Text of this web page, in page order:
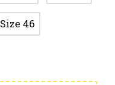
Size 46